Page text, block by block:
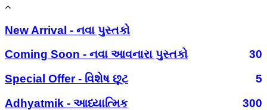
New Arrival - નવા પુસ્તકો
Coming Soon - નવા આવનારા પુસ્તકો
30
Special Offer - વિશેષ છૂટ
5
Adhyatmik - આધ્યાત્મિક
300